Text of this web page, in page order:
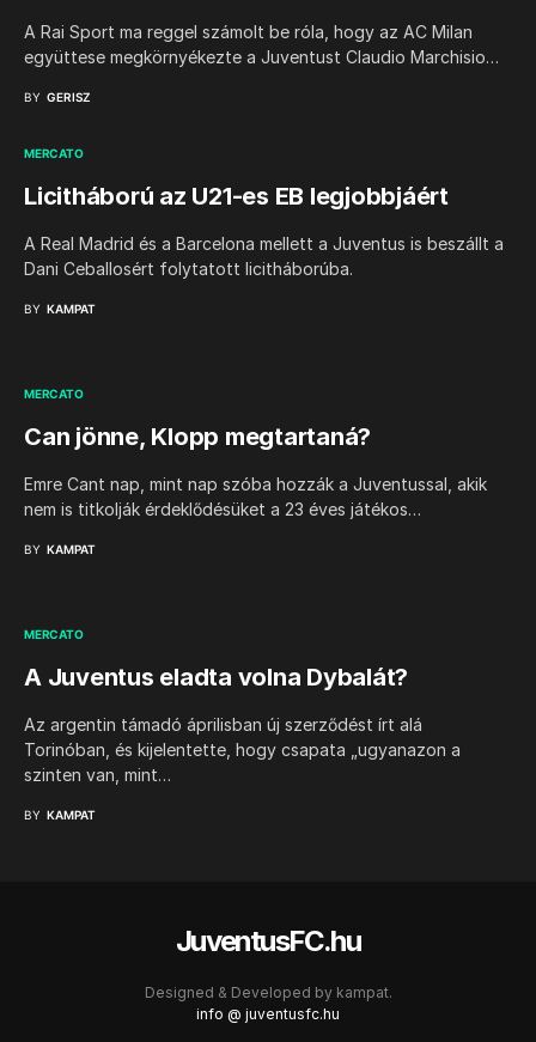
A Rai Sport ma reggel számolt be róla, hogy az AC Milan
együttese megkörnyékezte a Juventust Claudio Marchisio…
BY GERISZ
MERCATO
Licitháború az U21-es EB legjobbjáért
A Real Madrid és a Barcelona mellett a Juventus is beszállt a
Dani Ceballosért folytatott licitháborúba.
BY KAMPAT
MERCATO
Can jönne, Klopp megtartaná?
Emre Cant nap, mint nap szóba hozzák a Juventussal, akik
nem is titkolják érdeklődésüket a 23 éves játékos…
BY KAMPAT
MERCATO
A Juventus eladta volna Dybalát?
Az argentin támadó áprilisban új szerződést írt alá
Torinóban, és kijelentette, hogy csapata „ugyanazon a
szinten van, mint…
BY KAMPAT
JuventusFC.hu
Designed & Developed by kampat.
info @ juventusfc.hu